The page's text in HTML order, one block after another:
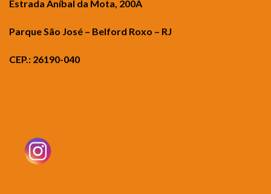
Estrada Aníbal da Mota, 200A
Parque São José – Belford Roxo – RJ
CEP.: 26190-040